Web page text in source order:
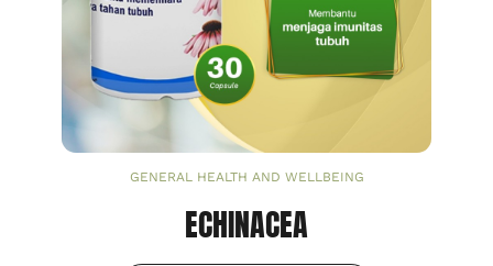
GENERAL HEALTH AND WELLBEING
ECHINACEA